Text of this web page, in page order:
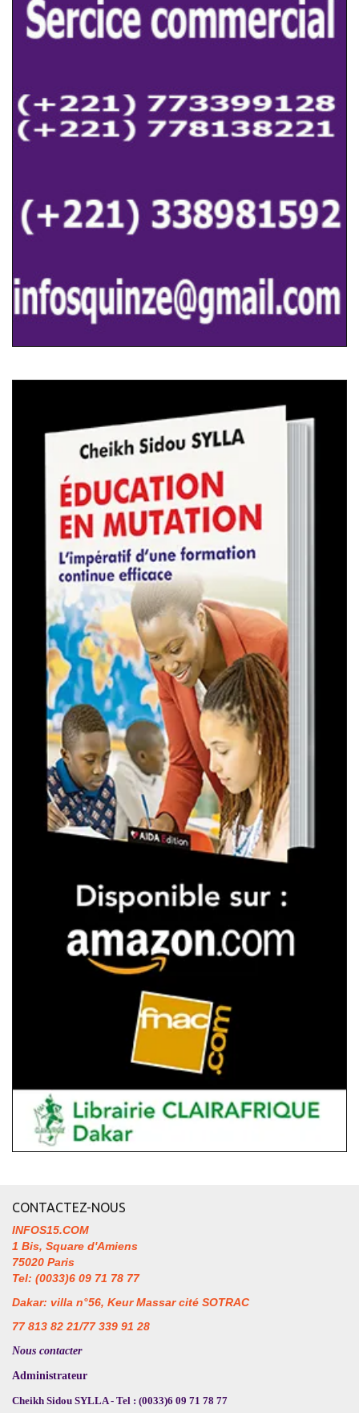
CONTACTEZ-NOUS
INFOS15.COM
1 Bis, Square d'Amiens
75020 Paris
Tel: (0033)6 09 71 78 77
Dakar: villa n°56, Keur Massar cité SOTRAC
77 813 82 21/77 339 91 28
Nous contacter
Administrateur
Cheikh Sidou SYLLA - Tel : (0033)6 09 71 78 77